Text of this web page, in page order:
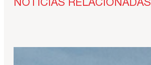
NOTICIAS RELACIONADAS